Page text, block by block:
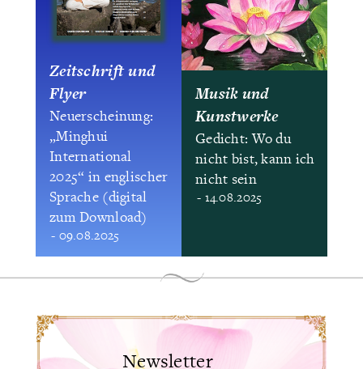
Zeitschrift und
Flyer
Neuerscheinung:
„Minghui
International
2025“ in englischer
Sprache (digital
zum Download)
- 09.08.2025
Musik und
Kunstwerke
Gedicht: Wo du
nicht bist, kann ich
nicht sein
- 14.08.2025
Newsletter